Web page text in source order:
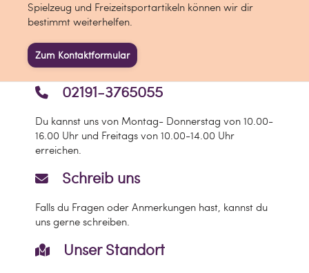
- Eine illustrierte Gebrauchs-, und
Trickanleitung
- Extra lange Ersatzschnur, Perle &
Einfädelwerkzeug
- Viele lässige Sticker
DasRecordist wieder da - und
denn je.
Derdeutsche Kendama MeisterOlaf
Jaszczuk und viele der besten
Der Shape, derdie Kendama-Welt
Maßstäbe setzen.
Mit 14 Jahren Expertise haben die
Game in Sachen Balance auf die Spitze
Spielzeug und Freizeitsportartikeln können wir dir
bestimmt weiterhelfen.
Zum Kontaktformular
Schreib uns
Falls du Fragen oder Anmerkungen hast, kannst du
uns gerne schreiben.
02191-3765055
Du kannst uns von Montag- Donnerstag von 10.00-
16.00 Uhr und Freitags von 10.00-14.00 Uhr
erreichen.
Unser Standort